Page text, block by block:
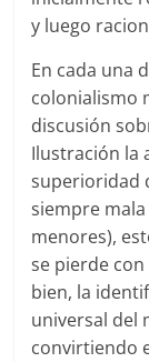
y luego
En cada una
colonialismo
discusión
Ilustración la
superioridad
siempre
menores),
se pierde
bien, la
universal del
convirtiendo